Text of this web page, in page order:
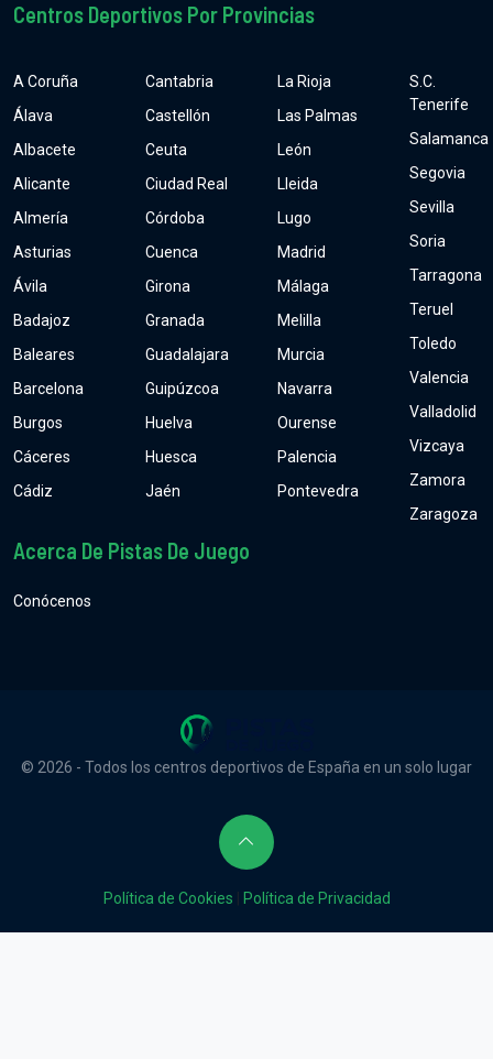
Centros Deportivos Por Provincias
A Coruña
Álava
Albacete
Alicante
Almería
Asturias
Ávila
Badajoz
Baleares
Barcelona
Burgos
Cáceres
Cádiz
Cantabria
Castellón
Ceuta
Ciudad Real
Córdoba
Cuenca
Girona
Granada
Guadalajara
Guipúzcoa
Huelva
Huesca
Jaén
La Rioja
Las Palmas
León
Lleida
Lugo
Madrid
Málaga
Melilla
Murcia
Navarra
Ourense
Palencia
Pontevedra
S.C.
Tenerife
Salamanca
Segovia
Sevilla
Soria
Tarragona
Teruel
Toledo
Valencia
Valladolid
Vizcaya
Zamora
Zaragoza
Acerca De Pistas De Juego
Conócenos
© 2026 - Todos los centros deportivos de España en un solo lugar
Política de Cookies Política de Privacidad